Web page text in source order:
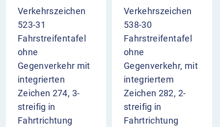
Verkehrszeichen
523-31
Fahrstreifentafel
ohne
Gegenverkehr mit
integrierten
Zeichen 274, 3-
streifig in
Fahrtrichtung
Verkehrszeichen
538-30
Fahrstreifentafel
ohne
Gegenverkehr, mit
integriertem
Zeichen 282, 2-
streifig in
Fahrtrichtung